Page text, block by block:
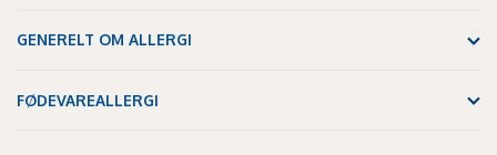
GENERELT OM ALLERGI
FØDEVAREALLERGI